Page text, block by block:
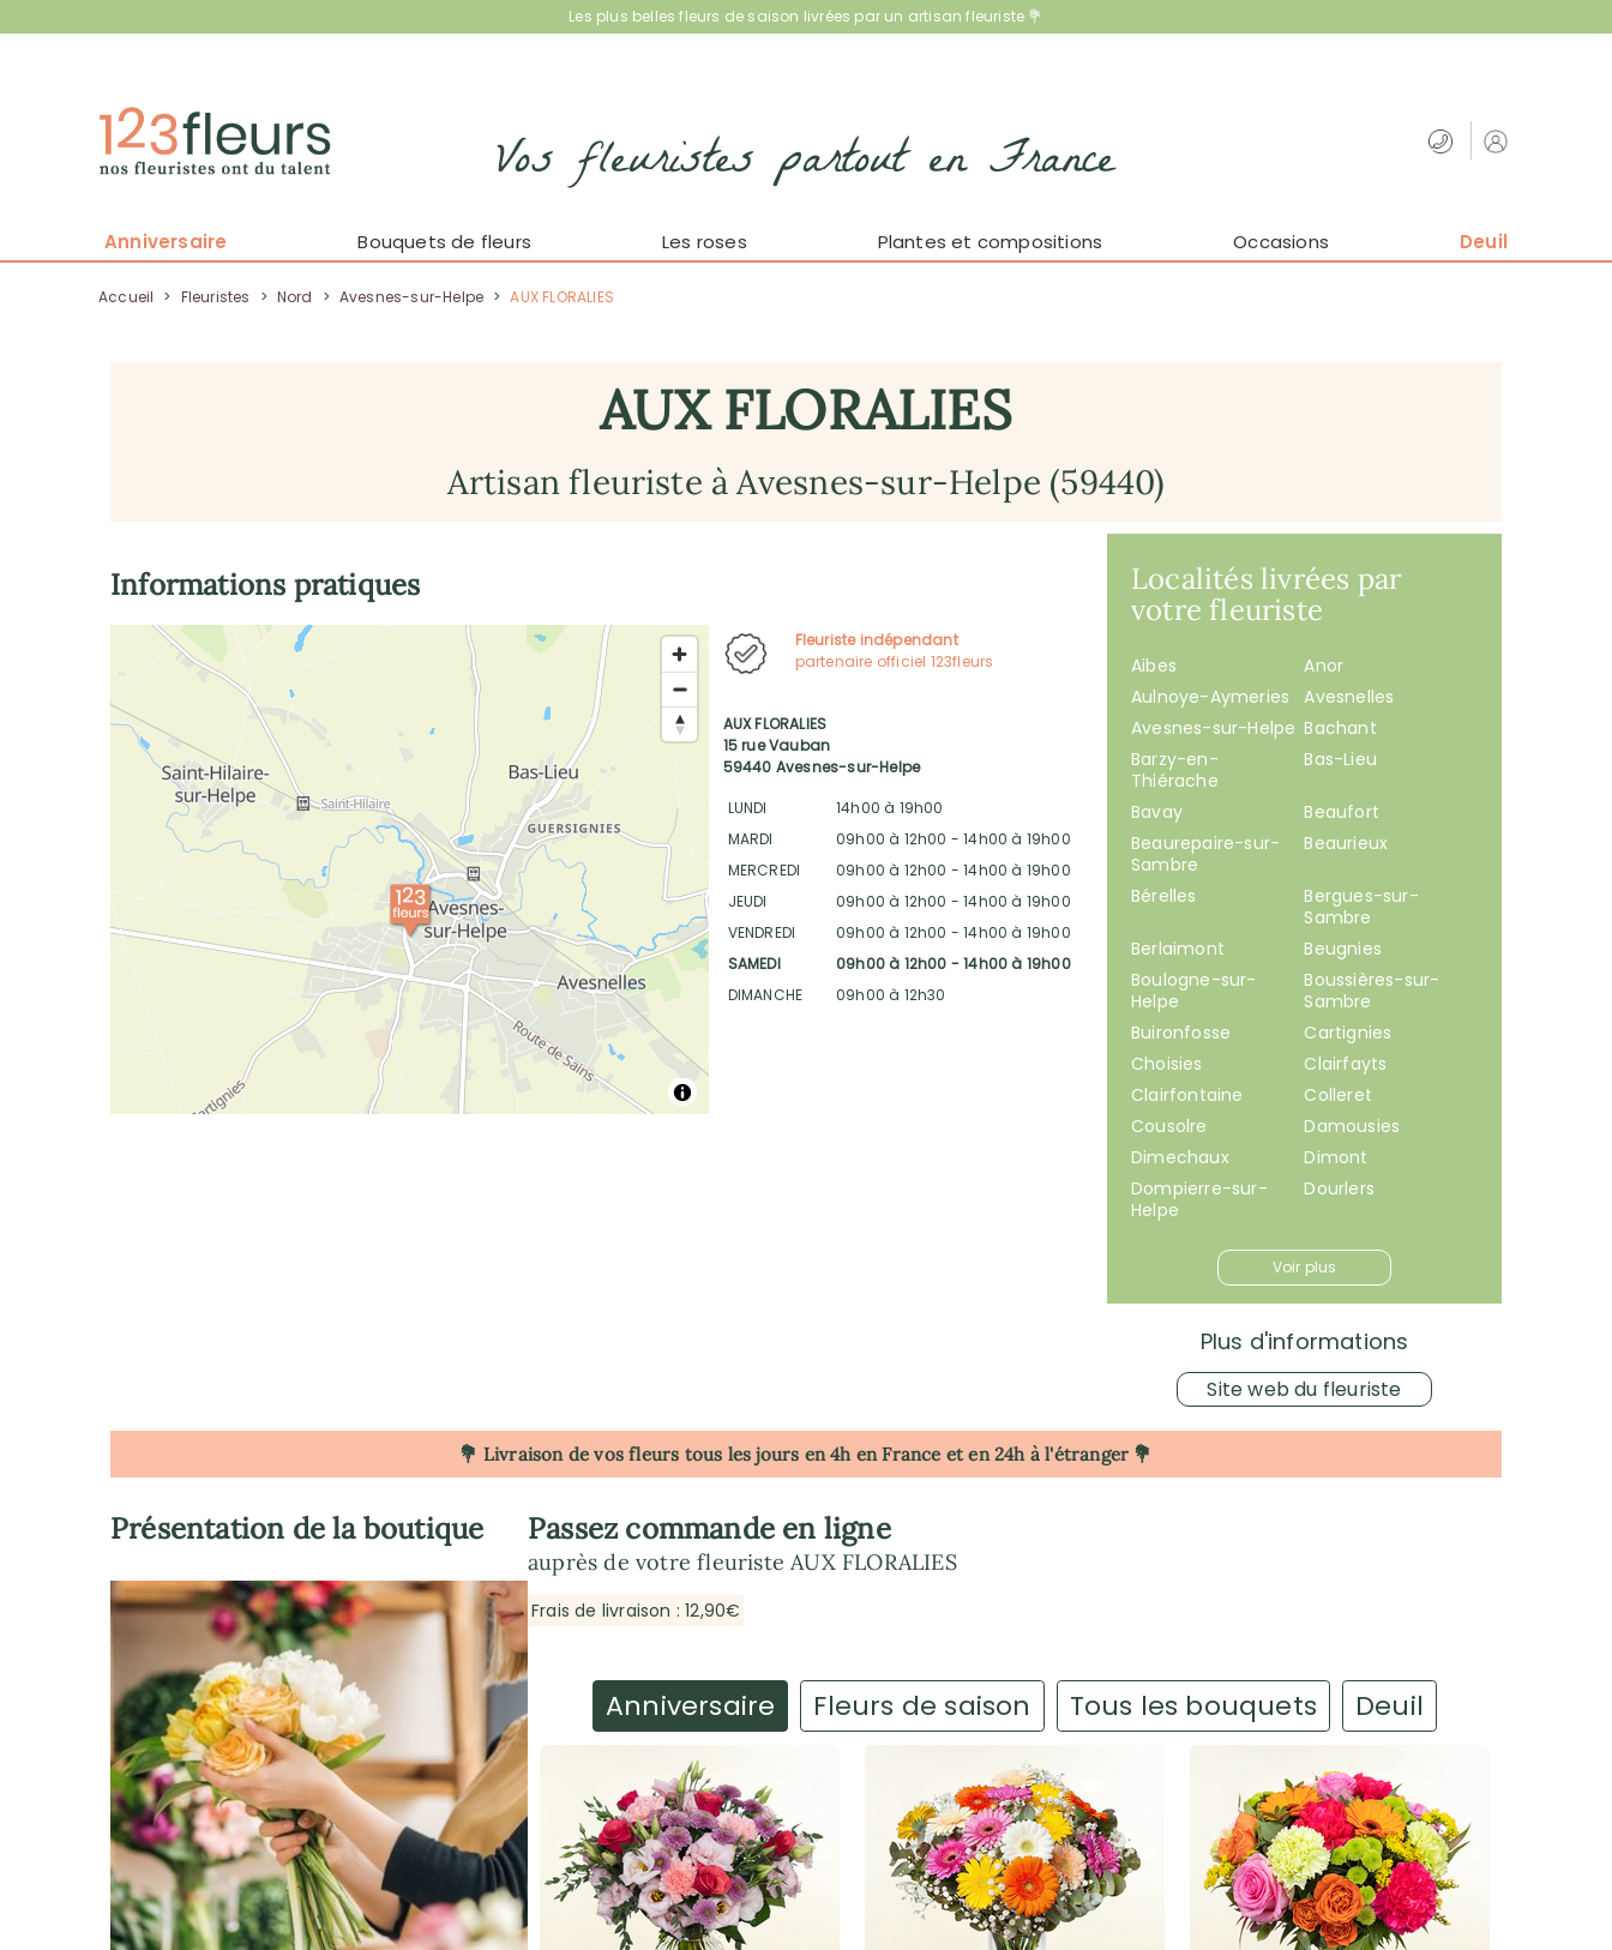
Les plus belles fleurs de saison livrées par un artisan fleuriste 💐
Vos fleuristes partout en France
Anniversaire Bouquets de fleurs Les roses Plantes et compositions Occasions Deuil
Accueil > Fleuristes > Nord > Avesnes-sur-Helpe > AUX FLORALIES
AUX FLORALIES
Artisan fleuriste à Avesnes-sur-Helpe (59440)
Localités livrées par
votre fleuriste
Aibes
Anor
Aulnoye-Aymeries
Avesnelles
Avesnes-sur-Helpe Bachant
Barzy-en-
Thiérache
Bas-Lieu
Bavay
Beaufort
Beaurepaire-sur-
Sambre
Beaurieux
Bérelles
Bergues-sur-
Sambre
Berlaimont
Beugnies
Boulogne-sur-
Helpe
Boussières-sur-
Sambre
Buironfosse
Cartignies
Choisies
Clairfayts
Clairfontaine
Colleret
Cousolre
Damousies
Dimechaux
Dimont
Dompierre-sur-
Helpe
Dourlers
Voir plus
Plus d'informations
Site web du fleuriste
Fleuriste indépendant
partenaire officiel 123fleurs
AUX FLORALIES
15 rue Vauban
59440 Avesnes-sur-Helpe
LUNDI
14h00 à 19h00
MARDI
09h00 à 12h00 - 14h00 à 19h00
MERCREDI
09h00 à 12h00 - 14h00 à 19h00
JEUDI
09h00 à 12h00 - 14h00 à 19h00
VENDREDI
09h00 à 12h00 - 14h00 à 19h00
SAMEDI
09h00 à 12h00 - 14h00 à 19h00
DIMANCHE
09h00 à 12h30
Informations pratiques
💐 Livraison de vos fleurs tous les jours en 4h en France et en 24h à l'étranger 💐
Passez commande en ligne
auprès de votre fleuriste AUX FLORALIES
Frais de livraison : 12,90€
Anniversaire Fleurs de saison Tous les bouquets Deuil
Présentation de la boutique